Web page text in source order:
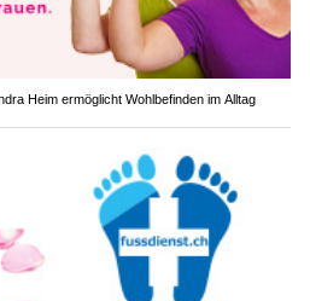
Heim ermöglicht Wohlbefinden im Alltag